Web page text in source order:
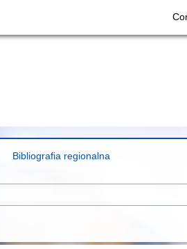
Bibliografia regionalna